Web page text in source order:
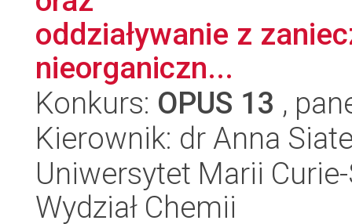
oddziaływanie z
nieorganiczn...
Konkurs: OPUS 13 ,
Kierownik: dr Anna
Uniwersytet Marii
Wydział Chemii